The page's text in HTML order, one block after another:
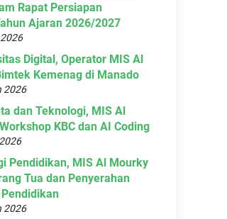
Rapat Persiapan
Ajaran 2026/2027
Digital, Operator MIS Al
Kemenag di Manado
2026
dan Teknologi, MIS Al
KBC dan AI Coding
Pendidikan, MIS Al Mourky
Tua dan Penyerahan
2026